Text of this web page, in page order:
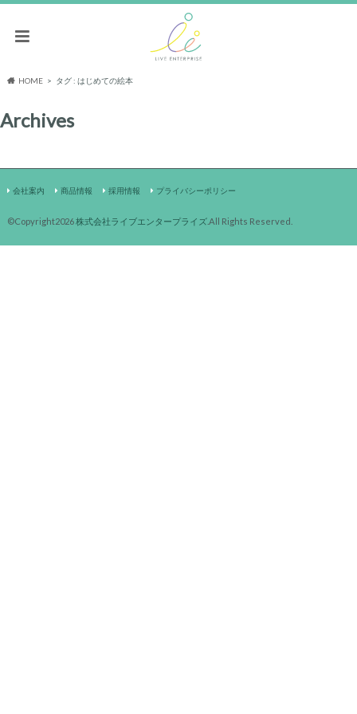
HOME タグ : はじめての絵本
Archives
会社案内 商品情報 採用情報 プライバシーポリシー
©Copyright2026株式会社ライブエンタープライズ.All Rights Reserved.